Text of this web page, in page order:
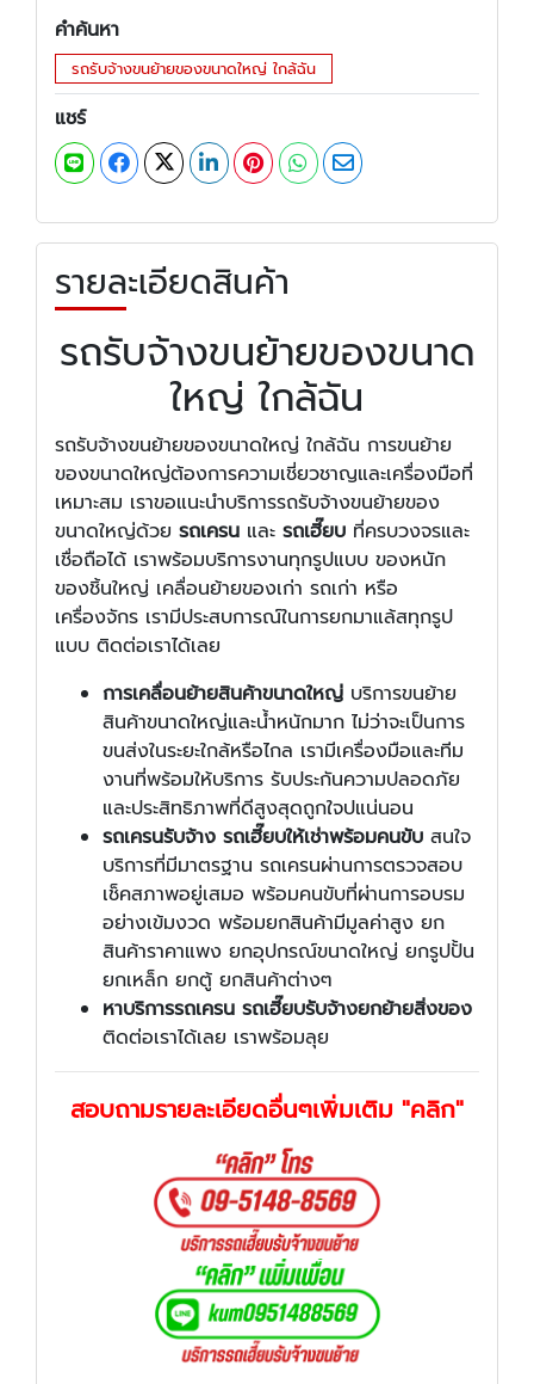
คำค้นหา
รถรับจ้างขนย้ายของขนาดใหญ่ ใกล้ฉัน
แชร์
รายละเอียดสินค้า
รถรับจ้างขนย้ายของขนาด
ใหญ่ ใกล้ฉัน
รถรับจ้างขนย้ายของขนาดใหญ่ ใกล้ฉัน การขนย้าย
ของขนาดใหญ่ต้องการความเชี่ยวชาญและเครื่องมือที่
เหมาะสม เราขอแนะนำบริการรถรับจ้างขนย้ายของ
ขนาดใหญ่ด้วย รถเครน และ รถเฮี๊ยบ ที่ครบวงจรและ
เชื่อถือได้ เราพร้อมบริการงานทุกรูปแบบ ของหนัก
ของชิ้นใหญ่ เคลื่อนย้ายของเก่า รถเก่า หรือ
เครื่องจักร เรามีประสบการณ์ในการยกมาแล้สทุกรูป
แบบ ติดต่อเราได้เลย
การเคลื่อนย้ายสินค้าขนาดใหญ่ บริการขนย้าย
สินค้าขนาดใหญ่และน้ำหนักมาก ไม่ว่าจะเป็นการ
ขนส่งในระยะใกล้หรือไกล เรามีเครื่องมือและทีม
งานที่พร้อมให้บริการ รับประกันความปลอดภัย
และประสิทธิภาพที่ดีสูงสุดถูกใจปแน่นอน
รถเครนรับจ้าง รถเฮี๊ยบให้เช่าพร้อมคนขับ สนใจ
บริการที่มีมาตรฐาน รถเครนผ่านการตรวจสอบ
เช็คสภาพอยู่เสมอ พร้อมคนขับที่ผ่านการอบรม
อย่างเข้มงวด พร้อมยกสินค้ามีมูลค่าสูง ยก
สินค้าราคาแพง ยกอุปกรณ์ขนาดใหญ่ ยกรูปปั้น
ยกเหล็ก ยกตู้ ยกสินค้าต่างๆ
หาบริการรถเครน รถเฮี๊ยบรับจ้างยกย้ายสิ่งของ
ติดต่อเราได้เลย เราพร้อมลุย
สอบถามรายละเอียดอื่นๆเพิ่มเติม "คลิก"